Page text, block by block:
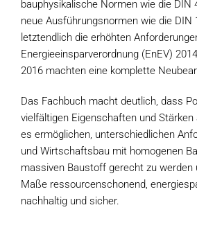
bauphysikalische Normen wie die DIN
neue Ausführungsnormen wie die DIN
letztendlich die erhöhten
Energieeinsparverordnung (EnEV)
2016 machten eine komplette
Das Fachbuch macht deutlich, dass
vielfältigen Eigenschaften und
es ermöglichen, unterschiedlichen
und Wirtschaftsbau mit homogenen
massiven Baustoff gerecht zu werden
Maße ressourcenschonend,
nachhaltig und sicher.